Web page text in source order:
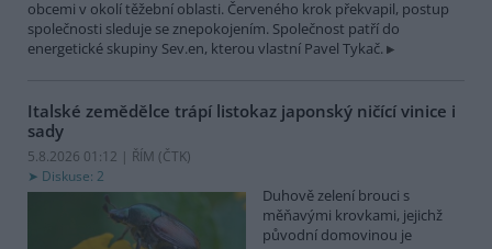
obcemi v okolí těžební oblasti. Červeného krok překvapil, postup
společnosti sleduje se znepokojením. Společnost patří do
energetické skupiny Sev.en, kterou vlastní Pavel Tykač.
Italské zemědělce trápí listokaz japonský ničící vinice i
sady
5.8.2026 01:12 | ŘÍM (ČTK)
Diskuse: 2
Duhově zelení brouci s
měňavými krovkami, jejichž
původní domovinou je